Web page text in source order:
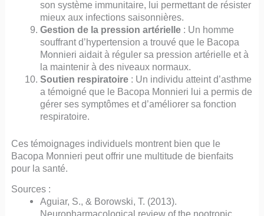
son système immunitaire, lui permettant de résister
mieux aux infections saisonnières.
Gestion de la pression artérielle : Un homme
souffrant d’hypertension a trouvé que le Bacopa
Monnieri aidait à réguler sa pression artérielle et à
la maintenir à des niveaux normaux.
Soutien respiratoire : Un individu atteint d’asthme
a témoigné que le Bacopa Monnieri lui a permis de
gérer ses symptômes et d’améliorer sa fonction
respiratoire.
Ces témoignages individuels montrent bien que le
Bacopa Monnieri peut offrir une multitude de bienfaits
pour la santé.
Sources :
Aguiar, S., & Borowski, T. (2013).
Neuropharmacological review of the nootropic